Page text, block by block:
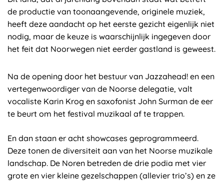
de productie van toonaangevende, originele muziek,
heeft deze aandacht op het eerste gezicht eigenlijk niet
nodig, maar de keuze is waarschijnlijk ingegeven door
het feit dat Noorwegen niet eerder gastland is geweest.
Na de opening door het bestuur van Jazzahead! en een
vertegenwoordiger van de Noorse delegatie, valt
vocaliste Karin Krog en saxofonist John Surman de eer
te beurt om het festival muzikaal af te trappen.
En dan staan er acht showcases geprogrammeerd.
Deze tonen de diversiteit aan van het Noorse muzikale
landschap. De Noren betreden de drie podia met vier
grote en vier kleine gezelschappen (allevier trio’s) en ze